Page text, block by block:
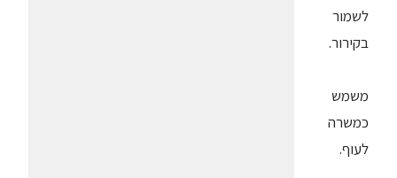
לשמור
בקירור.
משמש
כמשרה
לעוף.